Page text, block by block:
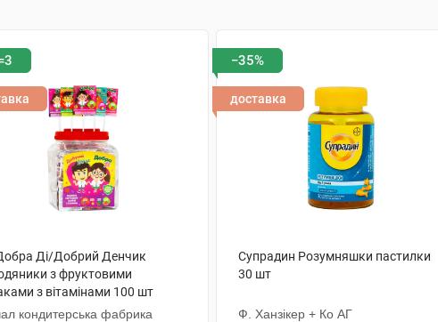
Ді/Добрий Денчик
з фруктовими
з вітамінами 100 шт
кондитерська фабрика
−35%
доставка
Супрадин Розумняшки пастилки
30 шт
Ф. Ханзікер + Ко АГ